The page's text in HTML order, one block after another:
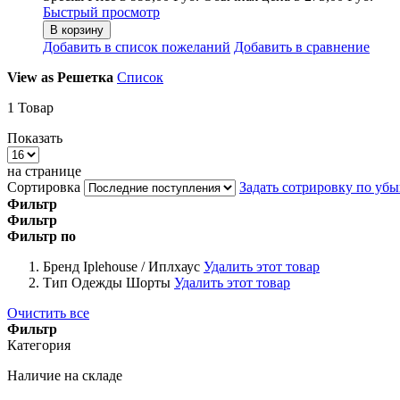
Быстрый просмотр
В корзину
Добавить в список пожеланий Добавить в сравнение
View as Решетка Список
1 Товар
Показать
на странице
Сортировка
Задать сотрировку по
Фильтр
Фильтр
Фильтр по
Бренд Iplehouse / Иплхаус Удалить этот товар
Тип Одежды Шорты Удалить этот товар
Очистить все
Фильтр
Категория
Наличие на складе